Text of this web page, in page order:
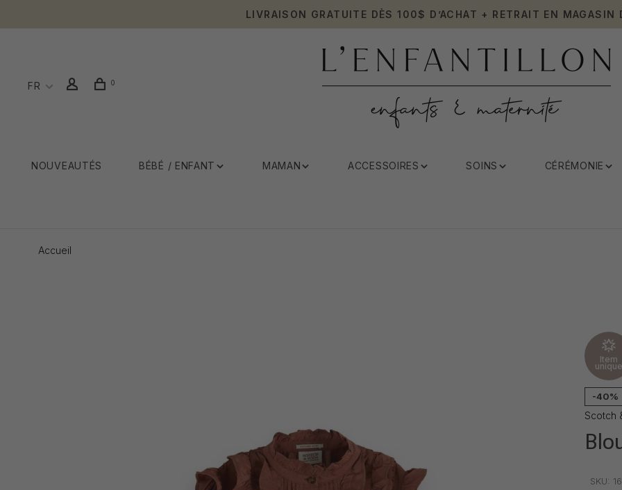
LIVRAISON GRATUITE DÈS 100$ D’ACHAT + RETRAIT EN MAGASIN
FR 0
NOUVEAUTÉS BÉBÉ / ENFANT MAMAN ACCESSOIRES SOINS CÉRÉMONIE
Accueil
Item
-40%
Scotch
SKU: